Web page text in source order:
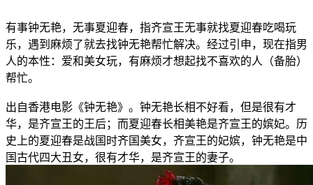
有事钟无艳，无事夏迎春，指齐宣王无事就找夏迎春吃喝玩
乐，遇到麻烦了就去找钟无艳帮忙解决。经过引申，现在指男
人的本性：爱和美女玩，有麻烦才想起找不喜欢的人（备胎）
帮忙。
出自香港电影《钟无艳》。钟无艳长相不好‌‌‌‌‌‌‌‌‌看，但是很有才
华，是齐宣王的王后；而夏迎春长相美艳是齐宣王的嫔妃。历
史上的夏迎春是战国时齐国美女，齐宣王的妃嫔，钟无艳是中
国古代四大丑女，很有才华，是齐宣王的妻子。